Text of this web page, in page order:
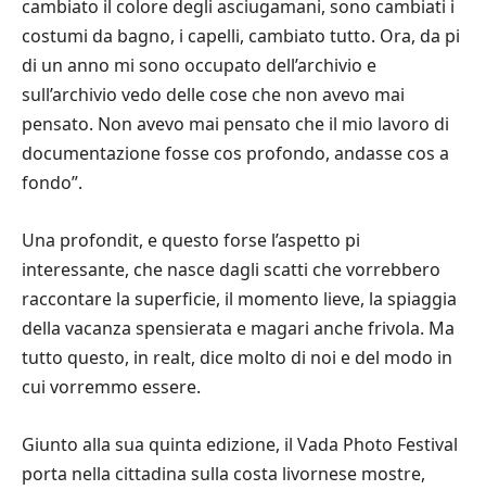
cambiato il colore degli asciugamani, sono cambiati i
costumi da bagno, i capelli, cambiato tutto. Ora, da pi
di un anno mi sono occupato dell’archivio e
sull’archivio vedo delle cose che non avevo mai
pensato. Non avevo mai pensato che il mio lavoro di
documentazione fosse cos profondo, andasse cos a
fondo”.
Una profondit, e questo forse l’aspetto pi
interessante, che nasce dagli scatti che vorrebbero
raccontare la superficie, il momento lieve, la spiaggia
della vacanza spensierata e magari anche frivola. Ma
tutto questo, in realt, dice molto di noi e del modo in
cui vorremmo essere.
Giunto alla sua quinta edizione, il Vada Photo Festival
porta nella cittadina sulla costa livornese mostre,